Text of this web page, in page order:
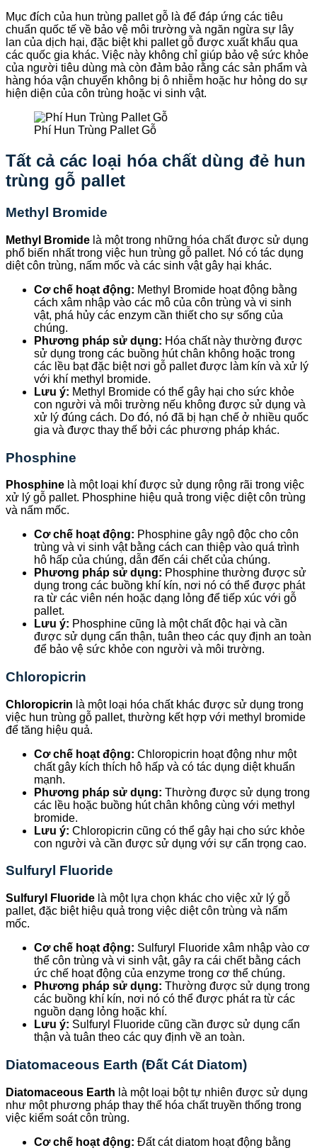
Mục đích của hun trùng pallet gỗ là để đáp ứng các tiêu
chuẩn quốc tế về bảo vệ môi trường và ngăn ngừa sự lây
lan của dịch hại, đặc biệt khi pallet gỗ được xuất khẩu qua
các quốc gia khác. Việc này không chỉ giúp bảo vệ sức khỏe
của người tiêu dùng mà còn đảm bảo rằng các sản phẩm và
hàng hóa vận chuyển không bị ô nhiễm hoặc hư hỏng do sự
hiện diện của côn trùng hoặc vi sinh vật.
Phí Hun Trùng Pallet Gỗ
Tất cả các loại hóa chất dùng đẻ hun
trùng gỗ pallet
Methyl Bromide
Methyl Bromide là một trong những hóa chất được sử dụng
phổ biến nhất trong việc hun trùng gỗ pallet. Nó có tác dụng
diệt côn trùng, nấm mốc và các sinh vật gây hại khác.
Cơ chế hoạt động: Methyl Bromide hoạt động bằng
cách xâm nhập vào các mô của côn trùng và vi sinh
vật, phá hủy các enzym cần thiết cho sự sống của
chúng.
Phương pháp sử dụng: Hóa chất này thường được
sử dụng trong các buồng hút chân không hoặc trong
các lều bạt đặc biệt nơi gỗ pallet được làm kín và xử lý
với khí methyl bromide.
Lưu ý: Methyl Bromide có thể gây hại cho sức khỏe
con người và môi trường nếu không được sử dụng và
xử lý đúng cách. Do đó, nó đã bị hạn chế ở nhiều quốc
gia và được thay thế bởi các phương pháp khác.
Phosphine
Phosphine là một loại khí được sử dụng rộng rãi trong việc
xử lý gỗ pallet. Phosphine hiệu quả trong việc diệt côn trùng
và nấm mốc.
Cơ chế hoạt động: Phosphine gây ngộ độc cho côn
trùng và vi sinh vật bằng cách can thiệp vào quá trình
hô hấp của chúng, dẫn đến cái chết của chúng.
Phương pháp sử dụng: Phosphine thường được sử
dụng trong các buồng khí kín, nơi nó có thể được phát
ra từ các viên nén hoặc dạng lỏng để tiếp xúc với gỗ
pallet.
Lưu ý: Phosphine cũng là một chất độc hại và cần
được sử dụng cẩn thận, tuân theo các quy định an toàn
để bảo vệ sức khỏe con người và môi trường.
Chloropicrin
Chloropicrin là một loại hóa chất khác được sử dụng trong
việc hun trùng gỗ pallet, thường kết hợp với methyl bromide
để tăng hiệu quả.
Cơ chế hoạt động: Chloropicrin hoạt động như một
chất gây kích thích hô hấp và có tác dụng diệt khuẩn
mạnh.
Phương pháp sử dụng: Thường được sử dụng trong
các lều hoặc buồng hút chân không cùng với methyl
bromide.
Lưu ý: Chloropicrin cũng có thể gây hại cho sức khỏe
con người và cần được sử dụng với sự cẩn trọng cao.
Sulfuryl Fluoride
Sulfuryl Fluoride là một lựa chọn khác cho việc xử lý gỗ
pallet, đặc biệt hiệu quả trong việc diệt côn trùng và nấm
mốc.
Cơ chế hoạt động: Sulfuryl Fluoride xâm nhập vào cơ
thể côn trùng và vi sinh vật, gây ra cái chết bằng cách
ức chế hoạt động của enzyme trong cơ thể chúng.
Phương pháp sử dụng: Thường được sử dụng trong
các buồng khí kín, nơi nó có thể được phát ra từ các
nguồn dạng lỏng hoặc khí.
Lưu ý: Sulfuryl Fluoride cũng cần được sử dụng cẩn
thận và tuân theo các quy định về an toàn.
Diatomaceous Earth (Đất Cát Diatom)
Diatomaceous Earth là một loại bột tự nhiên được sử dụng
như một phương pháp thay thế hóa chất truyền thống trong
việc kiểm soát côn trùng.
Cơ chế hoạt động: Đất cát diatom hoạt động bằng